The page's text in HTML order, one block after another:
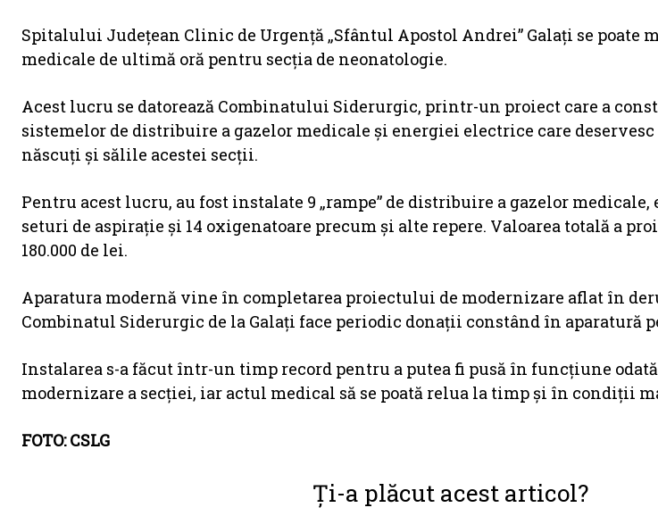
Spitalului Judeţean Clinic de Urgenţă „Sfântul Apostol Andrei” Galaţi se poate
medicale de ultimă oră pentru secţia de neonatologie.
Acest lucru se datorează Combinatului Siderurgic, printr-un proiect care a
sistemelor de distribuire a gazelor medicale şi energiei electrice care
născuţi şi sălile acestei secţii.
Pentru acest lucru, au fost instalate 9 „rampe” de distribuire a gazelor
seturi de aspiraţie şi 14 oxigenatoare precum şi alte repere. Valoarea totală a
180.000 de lei.
Aparatura modernă vine în completarea proiectului de modernizare aflat în
Combinatul Siderurgic de la Galaţi face periodic donaţii constând în aparatură
Instalarea s-a făcut într-un timp record pentru a putea fi pusă în funcţiune
modernizare a secţiei, iar actul medical să se poată relua la timp şi în condiţii
FOTO: CSLG
Ți-a plăcut acest articol?